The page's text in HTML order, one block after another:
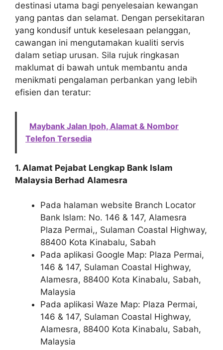
destinasi utama bagi penyelesaian kewangan
yang pantas dan selamat. Dengan persekitaran
yang kondusif untuk keselesaan pelanggan,
cawangan ini mengutamakan kualiti servis
dalam setiap urusan. Sila rujuk ringkasan
maklumat di bawah untuk membantu anda
menikmati pengalaman perbankan yang lebih
efisien dan teratur:
Maybank Jalan Ipoh, Alamat & Nombor
Telefon Tersedia
1. Alamat Pejabat Lengkap Bank Islam
Malaysia Berhad Alamesra
Pada halaman website Branch Locator
Bank Islam: No. 146 & 147, Alamesra
Plaza Permai,, Sulaman Coastal Highway,
88400 Kota Kinabalu, Sabah
Pada aplikasi Google Map: Plaza Permai,
146 & 147, Sulaman Coastal Highway,
Alamesra, 88400 Kota Kinabalu, Sabah,
Malaysia
Pada aplikasi Waze Map: Plaza Permai,
146 & 147, Sulaman Coastal Highway,
Alamesra, 88400 Kota Kinabalu, Sabah,
Malaysia